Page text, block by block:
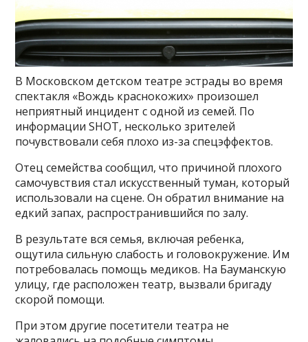
В Московском детском театре эстрады во время
спектакля «Вождь краснокожих» произошел
неприятный инцидент с одной из семей. По
информации SHOT, несколько зрителей
почувствовали себя плохо из-за спецэффектов.
Отец семейства сообщил, что причиной плохого
самочувствия стал искусственный туман, который
использовали на сцене. Он обратил внимание на
едкий запах, распространившийся по залу.
В результате вся семья, включая ребенка,
ощутила сильную слабость и головокружение. Им
потребовалась помощь медиков. На Бауманскую
улицу, где расположен театр, вызвали бригаду
скорой помощи.
При этом другие посетители театра не